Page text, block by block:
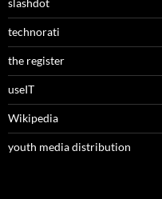
slashdot
technorati
the register
useIT
Wikipedia
youth media distribution